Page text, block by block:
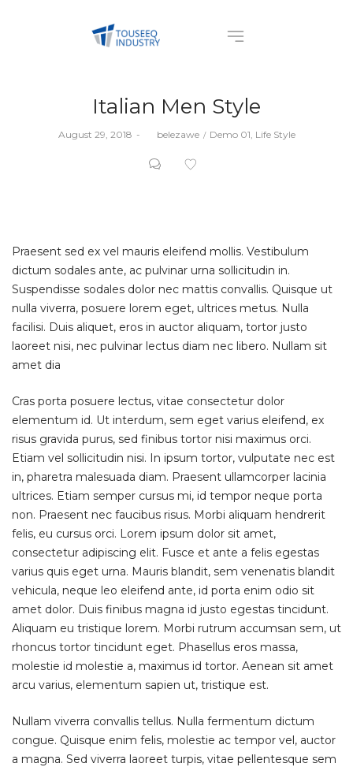
Italian Men Style
Posted
August 29, 2018 belezawe
Posted
Demo 01 Life Style
Praesent sed ex vel mauris eleifend mollis. Vestibulum
dictum sodales ante, ac pulvinar urna sollicitudin in.
Suspendisse sodales dolor nec mattis convallis. Quisque ut
nulla viverra, posuere lorem eget, ultrices metus. Nulla
facilisi. Duis aliquet, eros in auctor aliquam, tortor justo
laoreet nisi, nec pulvinar lectus diam nec libero. Nullam sit
amet dia
Cras porta posuere lectus, vitae consectetur dolor
elementum id. Ut interdum, sem eget varius eleifend, ex
risus gravida purus, sed finibus tortor nisi maximus orci.
Etiam vel sollicitudin nisi. In ipsum tortor, vulputate nec est
in, pharetra malesuada diam. Praesent ullamcorper lacinia
ultrices. Etiam semper cursus mi, id tempor neque porta
non. Praesent nec faucibus risus. Morbi aliquam hendrerit
felis, eu cursus orci. Lorem ipsum dolor sit amet,
consectetur adipiscing elit. Fusce et ante a felis egestas
varius quis eget urna. Mauris blandit, sem venenatis blandit
vehicula, neque leo eleifend ante, id porta enim odio sit
amet dolor. Duis finibus magna id justo egestas tincidunt.
Aliquam eu tristique lorem. Morbi rutrum accumsan sem, ut
rhoncus tortor tincidunt eget. Phasellus eros massa,
molestie id molestie a, maximus id tortor. Aenean sit amet
arcu varius, elementum sapien ut, tristique est.
Nullam viverra convallis tellus. Nulla fermentum dictum
congue. Quisque enim felis, molestie ac tempor vel, auctor
a magna. Sed viverra laoreet turpis, vitae pellentesque sem